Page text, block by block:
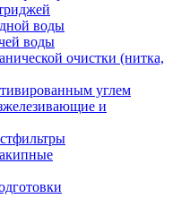
воды
воды
очистки (нитка,
углем
и